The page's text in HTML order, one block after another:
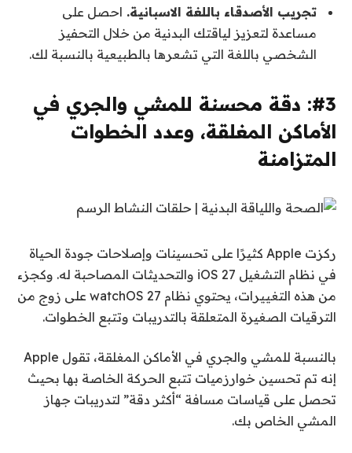
تجريب الأصدقاء باللغة الاسبانية. احصل على
مساعدة لتعزيز لياقتك البدنية من خلال التحفيز
الشخصي باللغة التي تشعرها بالطبيعية بالنسبة لك.
#3: دقة محسنة للمشي والجري في
الأماكن المغلقة، وعدد الخطوات
المتزامنة
ركزت Apple كثيرًا على تحسينات وإصلاحات جودة الحياة
في نظام التشغيل iOS 27 والتحديثات المصاحبة له. وكجزء
من هذه التغييرات، يحتوي نظام watchOS 27 على زوج من
الترقيات الصغيرة المتعلقة بالتدريبات وتتبع الخطوات.
بالنسبة للمشي والجري في الأماكن المغلقة، تقول Apple
إنه تم تحسين خوارزميات تتبع الحركة الخاصة بها بحيث
تحصل على قياسات مسافة “أكثر دقة” لتدريبات جهاز
المشي الخاص بك.